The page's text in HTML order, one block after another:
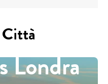
Città
Londra